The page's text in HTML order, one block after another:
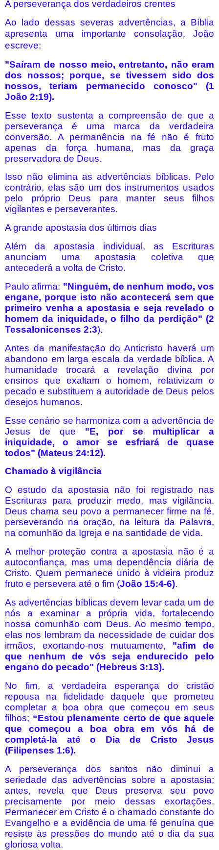
A perseverança dos verdadeiros crentes
Ao lado dessas severas advertências, a Bíblia
apresenta uma importante consolação. João
escreve:
"Saíram de nosso meio, entretanto, não eram
dos nossos; porque, se tivessem sido dos
nossos, teriam permanecido conosco" (1
João 2:19).
Esse texto sustenta a compreensão de que a
perseverança é uma marca da verdadeira
conversão. A permanência na fé não é fruto
apenas da força humana, mas da graça
preservadora de Deus.
Isso não elimina as advertências bíblicas. Pelo
contrário, elas são um dos instrumentos usados
pelo próprio Deus para manter seus filhos
vigilantes e perseverantes.
A grande apostasia dos últimos dias
Além da apostasia individual, as Escrituras
anunciam uma apostasia coletiva que
antecederá a volta de Cristo.
Paulo afirma: "Ninguém, de nenhum modo, vos
engane, porque isto não acontecerá sem que
primeiro venha a apostasia e seja revelado o
homem da iniquidade, o filho da perdição" (2
Tessalonicenses 2:3).
Antes da manifestação do Anticristo haverá um
abandono em larga escala da verdade bíblica. A
humanidade trocará a revelação divina por
ensinos que exaltam o homem, relativizam o
pecado e substituem a autoridade de Deus pelos
desejos humanos.
Esse cenário se harmoniza com a advertência de
Jesus de que "E, por se multiplicar a
iniquidade, o amor se esfriará de quase
todos" (Mateus 24:12).
Chamado à vigilância
O estudo da apostasia não foi registrado nas
Escrituras para produzir medo, mas vigilância.
Deus chama seu povo a permanecer firme na fé,
perseverando na oração, na leitura da Palavra,
na comunhão da Igreja e na santidade de vida.
A melhor proteção contra a apostasia não é a
autoconfiança, mas uma dependência diária de
Cristo. Quem permanece unido à videira produz
fruto e persevera até o fim (João 15:4-6).
As advertências bíblicas devem levar cada um de
nós a examinar a própria vida, fortalecendo
nossa comunhão com Deus. Ao mesmo tempo,
elas nos lembram da necessidade de cuidar dos
irmãos, exortando-nos mutuamente, "afim de
que nenhum de vós seja endurecido pelo
engano do pecado" (Hebreus 3:13).
No fim, a verdadeira esperança do cristão
repousa na fidelidade daquele que prometeu
completar a boa obra que começou em seus
filhos; “Estou plenamente certo de que aquele
que começou a boa obra em vós há de
completá-la até o Dia de Cristo Jesus
(Filipenses 1:6).
A perseverança dos santos não diminui a
seriedade das advertências sobre a apostasia;
antes, revela que Deus preserva seu povo
precisamente por meio dessas exortações.
Permanecer em Cristo é o chamado constante do
Evangelho e a evidência de uma fé genuína que
resiste às pressões do mundo até o dia da sua
gloriosa volta.